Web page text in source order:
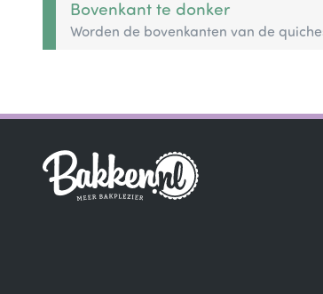
Bovenkant te donker
Worden de bovenkanten van de